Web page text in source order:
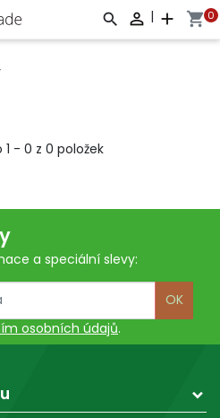
  | add shopping_cart0
1 - 0 z 0 položek
a speciální slevy:
OK
osobních údajů.